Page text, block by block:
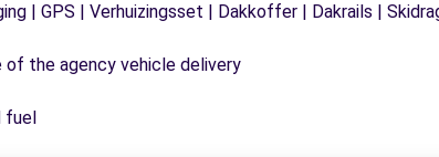
| GPS | Verhuizingsset | Dakkoffer | Dakrails |
the agency vehicle delivery
fuel